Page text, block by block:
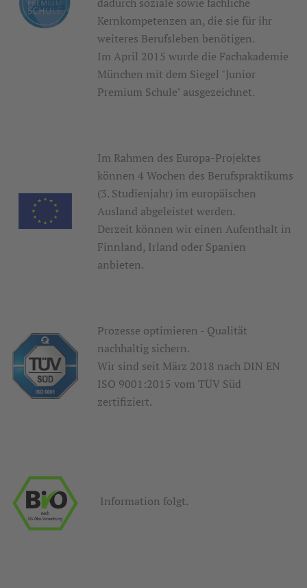
Kernkompetenzen an, die sie für ihr
weiteres Berufsleben benötigen.
Im April 2015 wurde die Fachakademie
München mit dem Siegel "Junior
Premium Schule" ausgezeichnet.
Im Rahmen des Europa-Projektes
können 4 Wochen des Berufspraktikums
(3. Studienjahr) im europäischen
Ausland abgeleistet werden.
Derzeit können wir einen Aufenthalt in
Finnland, Irland oder Spanien
anbieten.
Prozesse optimieren - Qualität
nachhaltig sichern.
Wir sind seit März 2018 nach DIN EN
ISO 9001:2015 vom TÜV Süd
zertifiziert.
Information folgt.